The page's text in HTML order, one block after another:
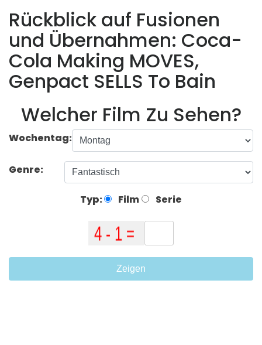
Rückblick auf Fusionen
und Übernahmen: Coca-
Cola Making MOVES,
Genpact SELLS To Bain
Welcher Film Zu Sehen?
Wochentag:
Genre:
Typ: Film Serie
Zeigen